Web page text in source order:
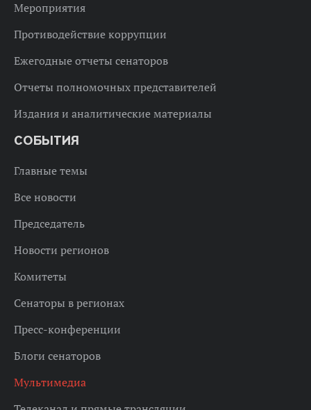
Мероприятия
Противодействие коррупции
Ежегодные отчеты сенаторов
Отчеты полномочных представителей
Издания и аналитические материалы
СОБЫТИЯ
Главные темы
Все новости
Председатель
Новости регионов
Комитеты
Сенаторы в регионах
Пресс-конференции
Блоги сенаторов
Мультимедиа